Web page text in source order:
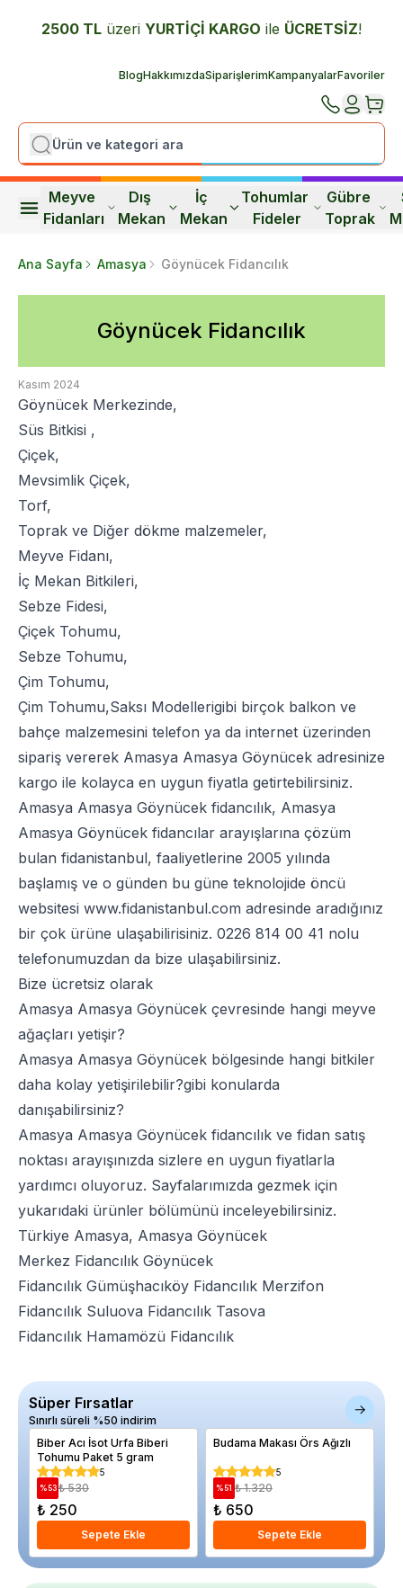
2500 TL üzeri YURTİÇİ KARGO ile ÜCRETSİZ!
BlogHakkımızdaSiparişlerimKampanyalarFavoriler
Meyve
Fidanları
Dış
Mekan
İç
Mekan
Tohumlar
Fideler
Gübre
Toprak
Ana Sayfa Amasya Göynücek Fidancılık
Göynücek Fidancılık
Kasım 2024
Göynücek Merkezinde,
Süs Bitkisi ,
Çiçek,
Mevsimlik Çiçek,
Torf,
Toprak ve Diğer dökme malzemeler,
Meyve Fidanı,
İç Mekan Bitkileri,
Sebze Fidesi,
Çiçek Tohumu,
Sebze Tohumu,
Çim Tohumu,
Çim Tohumu,Saksı Modellerigibi birçok balkon ve
bahçe malzemesini telefon ya da internet üzerinden
sipariş vererek Amasya Amasya Göynücek adresinize
kargo ile kolayca en uygun fiyatla getirtebilirsiniz.
Amasya Amasya Göynücek fidancılık, Amasya
Amasya Göynücek fidancılar arayışlarına çözüm
bulan fidanistanbul, faaliyetlerine 2005 yılında
başlamış ve o günden bu güne teknolojide öncü
websitesi www.fidanistanbul.com adresinde aradığınız
bir çok ürüne ulaşabilirisiniz. 0226 814 00 41 nolu
telefonumuzdan da bize ulaşabilirsiniz.
Bize ücretsiz olarak
Amasya Amasya Göynücek çevresinde hangi meyve
ağaçları yetişir?
Amasya Amasya Göynücek bölgesinde hangi bitkiler
daha kolay yetişirilebilir?gibi konularda
danışabilirsiniz?
Amasya Amasya Göynücek fidancılık ve fidan satış
noktası arayışınızda sizlere en uygun fiyatlarla
yardımcı oluyoruz. Sayfalarımızda gezmek için
yukarıdaki ürünler bölümünü inceleyebilirsiniz.
Türkiye Amasya, Amasya Göynücek
Merkez Fidancılık Göynücek
Fidancılık Gümüşhacıköy Fidancılık Merzifon
Fidancılık Suluova Fidancılık Tasova
Fidancılık Hamamözü Fidancılık
Süper Fırsatlar
Sınırlı süreli %50 indirim
Biber Acı İsot Urfa Biberi
Tohumu Paket 5 gram
5
% 53 ₺ 530
₺ 250
Sepete Ekle
Budama Makası Örs Ağızlı
5
% 51 ₺ 1.320
₺ 650
Sepete Ekle